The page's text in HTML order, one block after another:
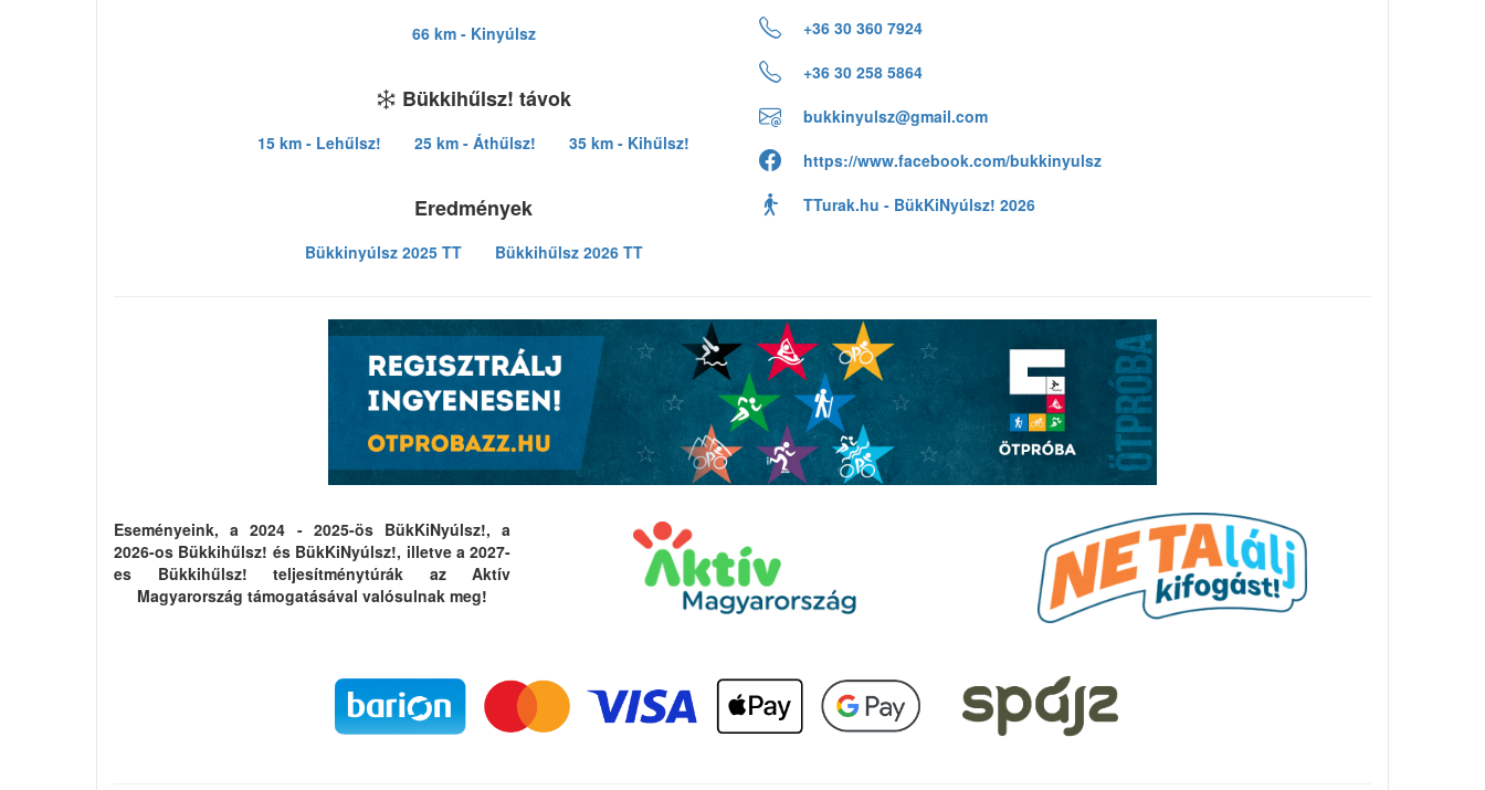
66 km - Kinyúlsz
Bükkihűlsz! távok
15 km - Lehűlsz! 25 km - Áthűlsz! 35 km - Kihűlsz!
Eredmények
Bükkinyúlsz 2025 TT Bükkihűlsz 2026 TT
+36 30 360 7924
+36 30 258 5864
bukkinyulsz@gmail.com
https://www.facebook.com/bukkinyulsz
TTurak.hu - BükKiNyúlsz! 2026
Eseményeink, a 2024 - 2025-ös BükKiNyúlsz!, a
2026-os Bükkihűlsz! és BükKiNyúlsz!, illetve a 2027-
es Bükkihűlsz! teljesítménytúrák az Aktív
Magyarország támogatásával valósulnak meg!